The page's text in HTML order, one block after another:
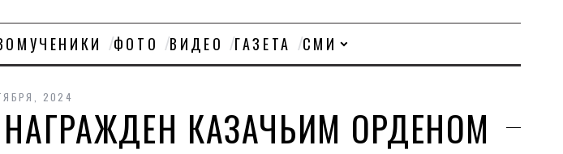
ФОТО ВИДЕО ГАЗЕТА СМИ
2024
КАЗАЧЬИМ ОРДЕНОМ